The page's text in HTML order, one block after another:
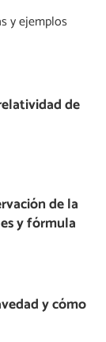
y ejemplos
de
de la
y fórmula
y cómo